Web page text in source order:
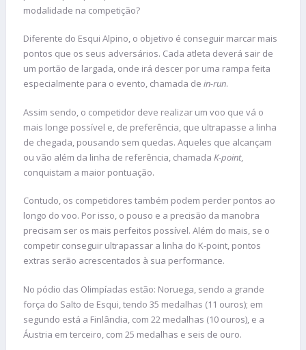
modalidade na competição?
Diferente do Esqui Alpino, o objetivo é conseguir marcar mais
pontos que os seus adversários. Cada atleta deverá sair de
um portão de largada, onde irá descer por uma rampa feita
especialmente para o evento, chamada de in-run.
Assim sendo, o competidor deve realizar um voo que vá o
mais longe possível e, de preferência, que ultrapasse a linha
de chegada, pousando sem quedas. Aqueles que alcançam
ou vão além da linha de referência, chamada K-point,
conquistam a maior pontuação.
Contudo, os competidores também podem perder pontos ao
longo do voo. Por isso, o pouso e a precisão da manobra
precisam ser os mais perfeitos possível. Além do mais, se o
competir conseguir ultrapassar a linha do K-point, pontos
extras serão acrescentados à sua performance.
No pódio das Olimpíadas estão: Noruega, sendo a grande
força do Salto de Esqui, tendo 35 medalhas (11 ouros); em
segundo está a Finlândia, com 22 medalhas (10 ouros), e a
Áustria em terceiro, com 25 medalhas e seis de ouro.